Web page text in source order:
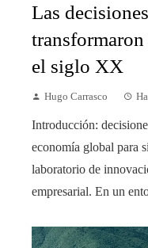
Las
el siglo XX
Hugo Carrasco
Introducción:
economía global para
laboratorio de
empresarial. En un